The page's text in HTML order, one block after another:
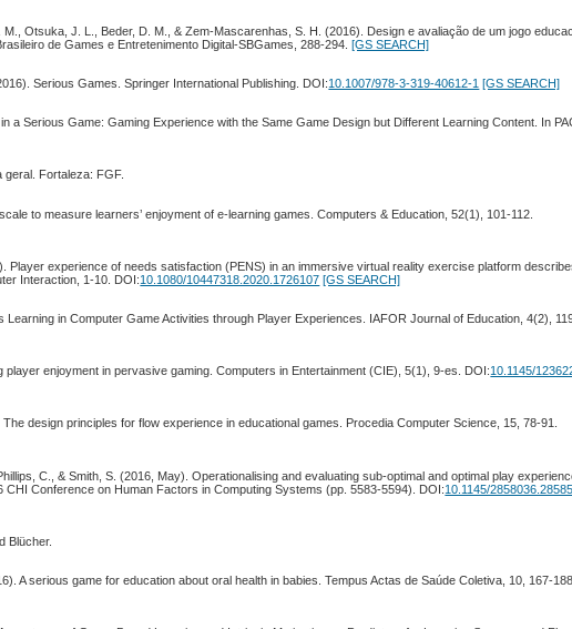
Otsuka, J. L., Beder, D. M., & Zem-Mascarenhas, S. H. (2016). Design e avaliação de um jogo
de Games e Entretenimento Digital-SBGames, 288-294.[GS SEARCH]
Serious Games. Springer International Publishing. DOI:10.1007/978-3-319-40612-1 [GS SEARCH]
a Serious Game: Gaming Experience with the Same Game Design but Different Learning Content. In
geral. Fortaleza: FGF.
to measure learners’ enjoyment of e-learning games. Computers & Education, 52(1), 101-112.
Player experience of needs satisfaction (PENS) in an immersive virtual reality exercise platform
Interaction, 1-10. DOI:10.1080/10447318.2020.1726107 [GS SEARCH]
Learning in Computer Game Activities through Player Experiences. IAFOR Journal of Education, 4(2),
enjoyment in pervasive gaming. Computers in Entertainment (CIE), 5(1), 9-es. DOI:10.1145/
design principles for flow experience in educational games. Procedia Computer Science, 15, 78-91.
C., & Smith, S. (2016, May). Operationalising and evaluating sub-optimal and optimal play
CHI Conference on Human Factors in Computing Systems (pp. 5583-5594). DOI:10.1145/
Blücher.
A serious game for education about oral health in babies. Tempus Actas de Saúde Coletiva, 10, 167-188.